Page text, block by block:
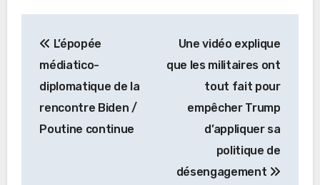
de
l’article
L’épopée
médiatico-
diplomatique de la
rencontre Biden /
Poutine continue
Une vidéo explique
que les militaires ont
tout fait pour
empêcher Trump
d’appliquer sa
politique de
désengagement